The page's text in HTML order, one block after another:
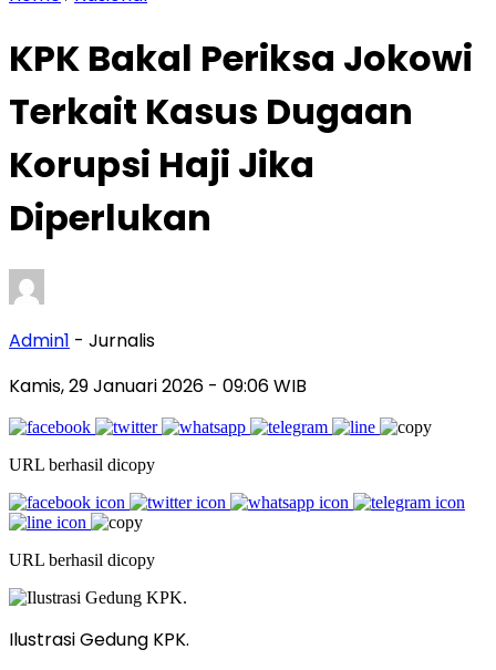
KPK Bakal Periksa Jokowi
Terkait Kasus Dugaan
Korupsi Haji Jika
Diperlukan
Admin1 - Jurnalis
Kamis, 29 Januari 2026 - 09:06 WIB
URL berhasil dicopy
URL berhasil dicopy
Ilustrasi Gedung KPK.